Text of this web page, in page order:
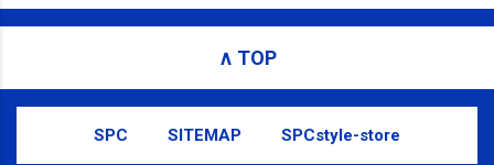
∧ TOP
SPC SITEMAP SPCstyle-store